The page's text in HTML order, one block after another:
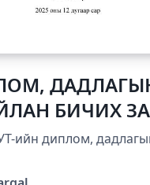
БИЧИХ
ийн диплом,